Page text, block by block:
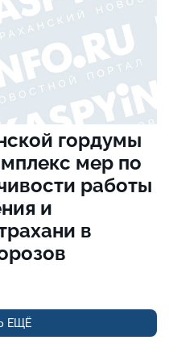
гордумы
мер по
работы
и
в
ЕЩЁ